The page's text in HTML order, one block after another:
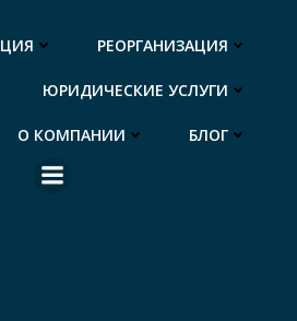
РЕОРГАНИЗАЦИЯ
ЮРИДИЧЕСКИЕ УСЛУГИ
О КОМПАНИИ БЛОГ